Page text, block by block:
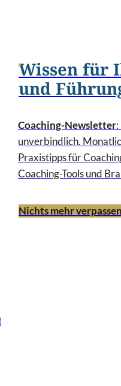
Wissen für
und
Coaching-Newsletter
unverbindlich.
Praxistipps für
Coaching-Tools und
Nichts mehr verpassen